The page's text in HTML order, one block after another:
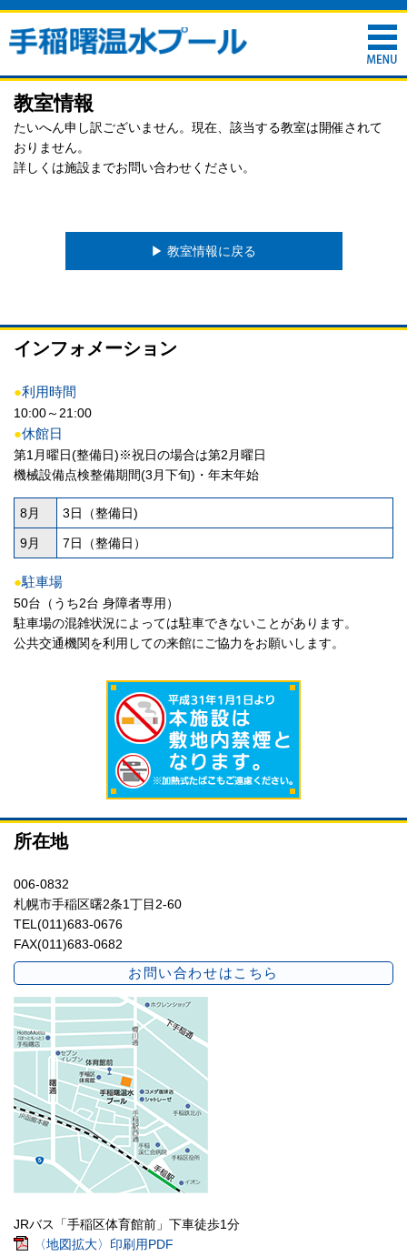
教室情報
たいへん申し訳ございません。現在、該当する教室は開催されて
おりません。
詳しくは施設までお問い合わせください。
▶︎ 教室情報に戻る
インフォメーション
●利用時間
10:00～21:00
●休館日
第1月曜日(整備日)※祝日の場合は第2月曜日
機械設備点検整備期間(3月下旬)・年末年始
8月 3日（整備日)
9月 7日（整備日）
●駐車場
50台（うち2台 身障者専用）
駐車場の混雑状況によっては駐車できないことがあります。
公共交通機関を利用しての来館にご協力をお願いします。
所在地
006-0832
札幌市手稲区曙2条1丁目2-60
TEL(011)683-0676
FAX(011)683-0682
お問い合わせはこちら
JRバス「手稲区体育館前」下車徒歩1分
〈地図拡大〉印刷用PDF